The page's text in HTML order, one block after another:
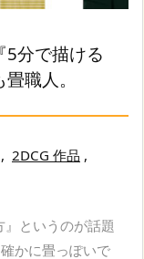
5分で描ける
職人。
, 2DCG 作品 ,
というのが話題
かに畳っぽいで